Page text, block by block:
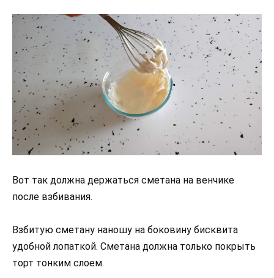
Вот так должна держаться сметана на венчике
после взбивания.
Взбитую сметану наношу на боковину бисквита
удобной лопаткой. Сметана должна только покрыть
торт тонким слоем.